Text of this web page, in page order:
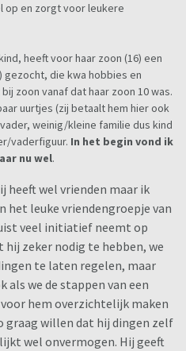
op en zorgt voor leukere
heeft voor haar zoon (16) een
die kwa hobbies en
zoon vanaf dat haar zoon 10 was.
uurtjes (zij betaalt hem hier ook
weinig/kleine familie dus kind
vaderfiguur. In het begin vond ik
nu wel.
heeft wel vrienden maar ik
leuke vriendengroepje van
veel initiatief neemt op
zeker nodig te hebben, we
te laten regelen, maar
als we de stappen van een
hem overzichtelijk maken
graag willen dat hij dingen zelf
wel onvermogen. Hij geeft